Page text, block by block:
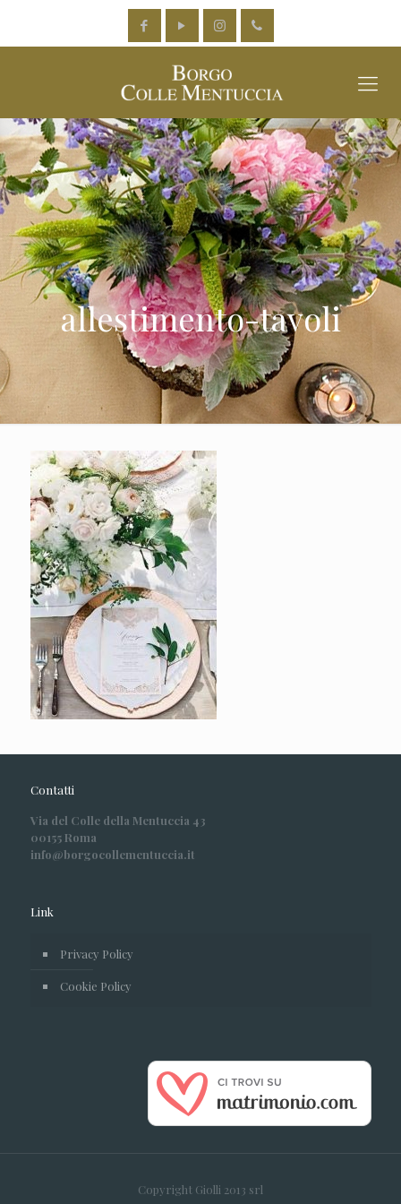
allestimento-tavoli
Contatti
Via del Colle della Mentuccia 43
00155 Roma
info@borgocollementuccia.it
Link
Privacy Policy
Cookie Policy
Copyright Giolli 2013 srl